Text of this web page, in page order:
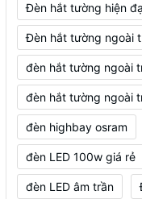
Đèn hắt tường hiện
Đèn hắt tường ngoài
đèn hắt tường ngoài
đèn hắt tường ngoài
đèn highbay osram
đèn LED 100w giá rẻ
đèn LED âm trần